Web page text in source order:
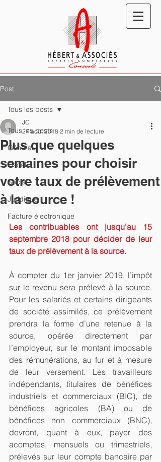
Post
Tous les posts
Général
Fiscal
Social
Juridique
Facture électronique
Tous les posts
Plus que quelques
semaines pour choisir
votre taux de prélèvement
à la source !
JC
27 août 2018 2 min de lecture
Les contribuables ont jusqu’au 15
septembre 2018 pour décider de leur
taux de prélèvement à la source.
À compter du 1er janvier 2019, l’impôt
sur le revenu sera prélevé à la source.
Pour les salariés et certains dirigeants
de société assimilés, ce prélèvement
prendra la forme d’une retenue à la
source, opérée directement par
l’employeur, sur le montant imposable
des rémunérations, au fur et à mesure
de leur versement. Les travailleurs
indépendants, titulaires de bénéfices
industriels et commerciaux (BIC), de
bénéfices agricoles (BA) ou de
bénéfices non commerciaux (BNC),
devront, quant à eux, payer des
acomptes, mensuels ou trimestriels,
prélevés sur leur compte bancaire par